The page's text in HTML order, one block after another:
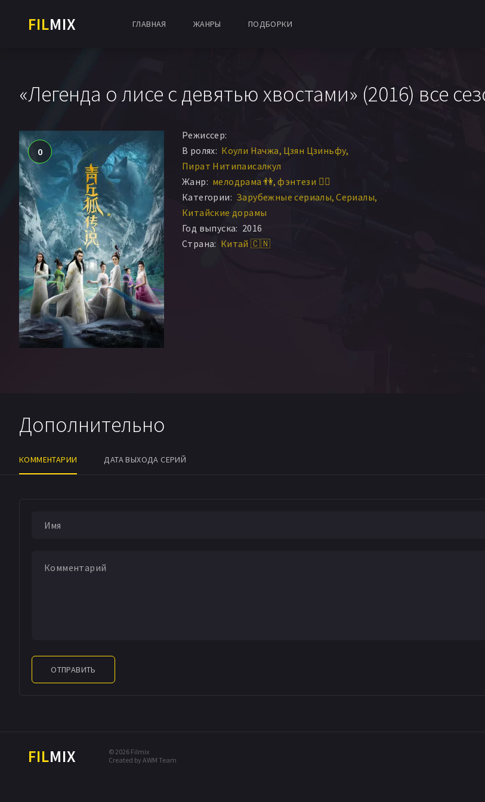
FILMIX ГЛАВНАЯ ЖАНРЫ ПОДБОРКИ
«Легенда о лисе с девятью хвостами» (2016) все
0
Режиссер:
В ролях: Коули Начжа Цзян Цзиньфу
Пират Нитипаисалкул
Жанр: мелодрама 👫 фэнтези 🧝‍♂️
Категории: Зарубежные сериалы Сериалы
Китайские дорамы
Год выпуска: 2016
Страна: Китай 🇨🇳
Дополнительно
КОММЕНТАРИИ ДАТА ВЫХОДА СЕРИЙ
ОТПРАВИТЬ
FILMIX
© 2026 Filmix
Created by AWM Team